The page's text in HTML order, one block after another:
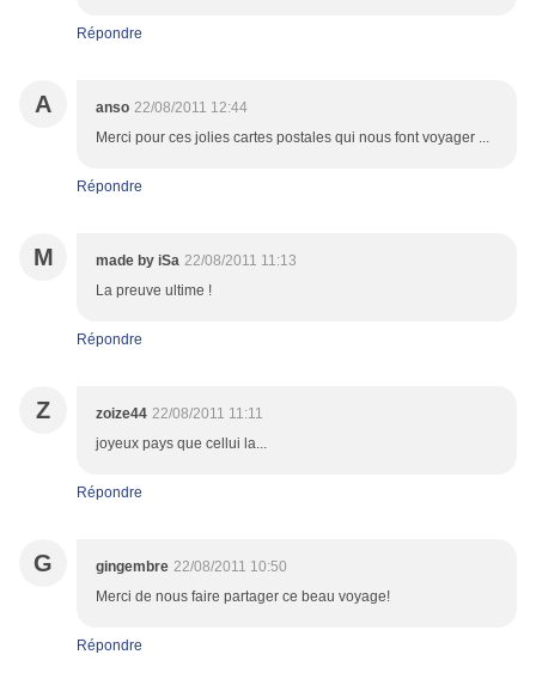
Répondre
A anso 22/08/2011 12:44
Merci pour ces jolies cartes postales qui nous font voyager ...
Répondre
M made by iSa 22/08/2011 11:13
La preuve ultime !
Répondre
Z zoize44 22/08/2011 11:11
joyeux pays que cellui la...
Répondre
G gingembre 22/08/2011 10:50
Merci de nous faire partager ce beau voyage!
Répondre